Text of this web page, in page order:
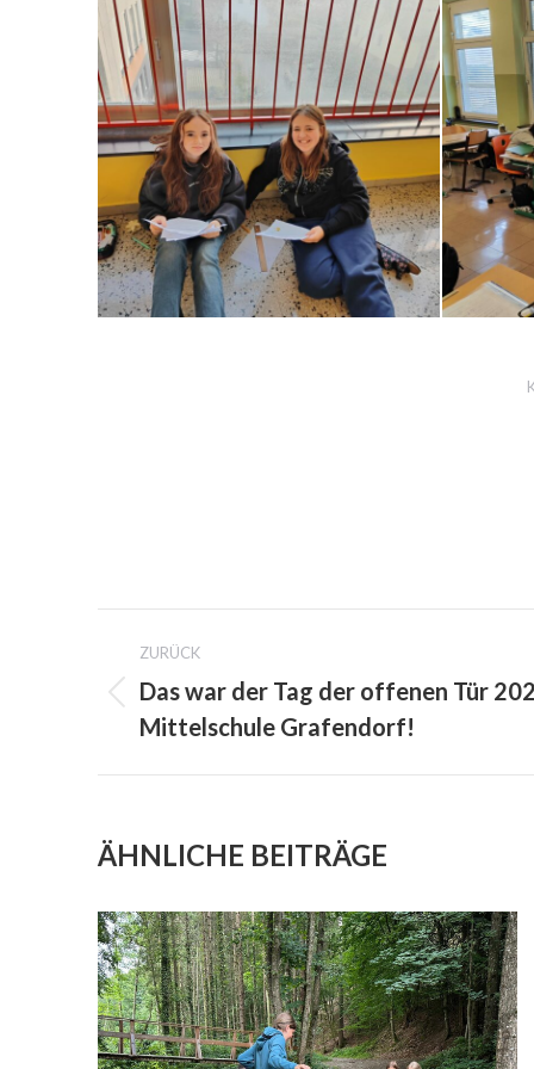
PROJECT
NAVIGATION
ZURÜCK
Previous
project:
Das war der Tag der offenen Tür
Mittelschule Grafendorf!
ÄHNLICHE BEITRÄGE